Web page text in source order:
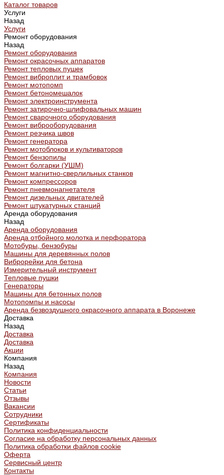
Каталог товаров
Услуги
Назад
Услуги
Ремонт оборудования
Назад
Ремонт оборудования
Ремонт окрасочных аппаратов
Ремонт тепловых пушек
Ремонт виброплит и трамбовок
Ремонт мотопомп
Ремонт бетономешалок
Ремонт электроинструмента
Ремонт затирочно-шлифовальных машин
Ремонт сварочного оборудования
Ремонт виброоборудования
Ремонт резчика швов
Ремонт генератора
Ремонт мотоблоков и культиваторов
Ремонт бензопилы
Ремонт болгарки (УШМ)
Ремонт магнитно-сверлильных станков
Ремонт компрессоров
Ремонт пневмонагнетателя
Ремонт дизельных двигателей
Ремонт штукатурных станций
Аренда оборудования
Назад
Аренда оборудования
Аренда отбойного молотка и перфоратора
Мотобуры, бензобуры
Машины для деревянных полов
Виброрейки для бетона
Измерительный инструмент
Тепловые пушки
Генераторы
Машины для бетонных полов
Мотопомпы и насосы
Аренда безвоздушного окрасочного аппарата в Воронеже
Доставка
Назад
Доставка
Доставка
Акции
Компания
Назад
Компания
Новости
Статьи
Отзывы
Вакансии
Сотрудники
Сертификаты
Политика конфиденциальности
Согласие на обработку персональных данных
Политика обработки файлов cookie
Оферта
Сервисный центр
Контакты